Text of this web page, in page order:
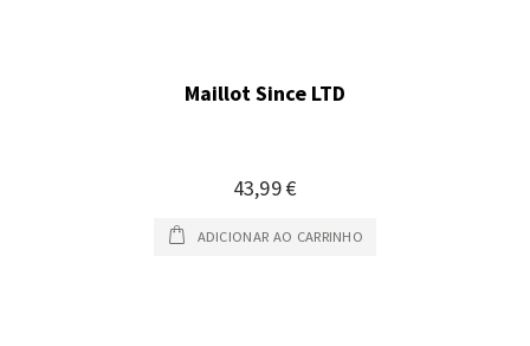
Maillot Since LTD
43,99 €
ADICIONAR AO CARRINHO